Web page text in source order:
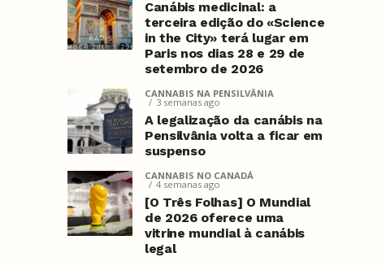
Canábis medicinal: a
terceira edição do «Science
in the City» terá lugar em
Paris nos dias 28 e 29 de
setembro de 2026
CANNABIS NA PENSILVÂNIA
3 semanas ago
A legalização da canábis na
Pensilvânia volta a ficar em
suspenso
CANNABIS NO CANADÁ
4 semanas ago
[O Três Folhas] O Mundial
de 2026 oferece uma
vitrine mundial à canábis
legal